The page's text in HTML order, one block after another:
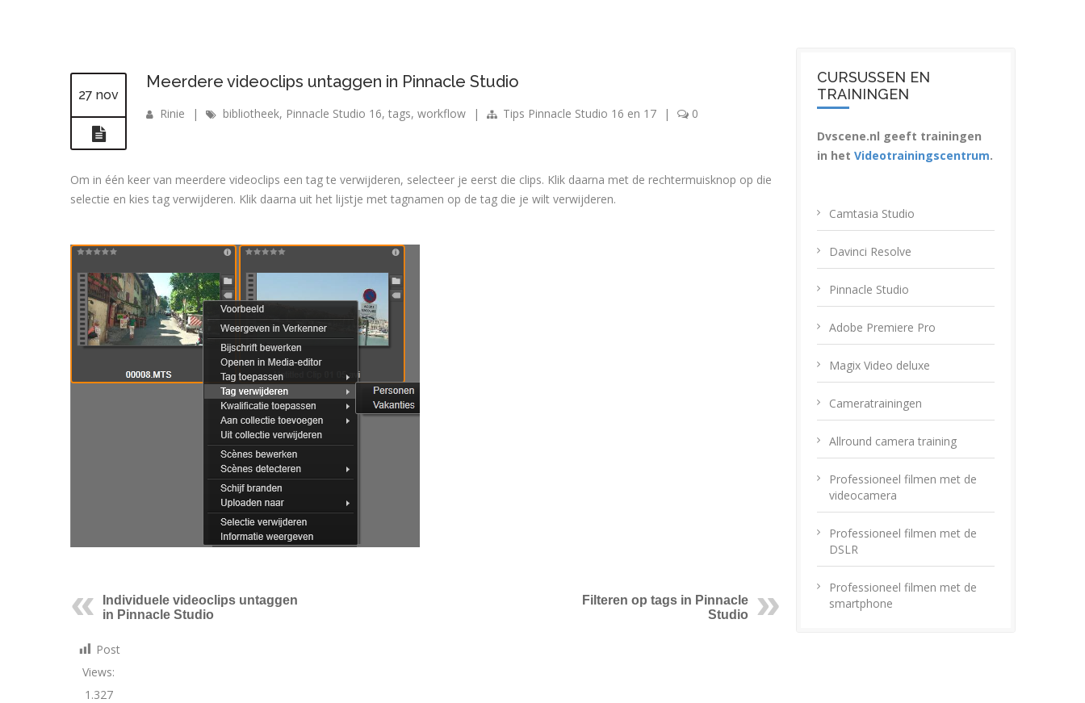
27 nov
Meerdere videoclips untaggen in Pinnacle Studio
Rinie | bibliotheek, Pinnacle Studio 16, tags, workflow | Tips Pinnacle Studio 16 en 17 | 0
Om in één keer van meerdere videoclips een tag te verwijderen, selecteer je eerst die clips. Klik daarna met de rechtermuisknop op die
selectie en kies tag verwijderen. Klik daarna uit het lijstje met tagnamen op de tag die je wilt verwijderen.
Individuele videoclips untaggen
in Pinnacle Studio
Filteren op tags in Pinnacle
Studio
Post
Views:
1.327
CURSUSSEN EN
TRAININGEN
Dvscene.nl geeft trainingen
in het Videotrainingscentrum.
Camtasia Studio
Davinci Resolve
Pinnacle Studio
Adobe Premiere Pro
Magix Video deluxe
Cameratrainingen
Allround camera training
Professioneel filmen met de
videocamera
Professioneel filmen met de
DSLR
Professioneel filmen met de
smartphone